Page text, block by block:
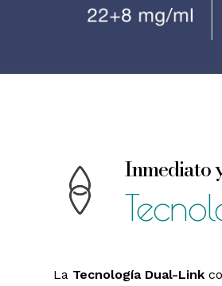
Inmediato
La Tecnología Dual-Link